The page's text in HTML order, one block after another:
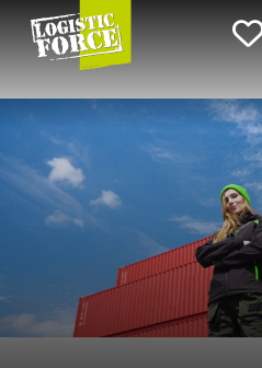
Logistic
Force